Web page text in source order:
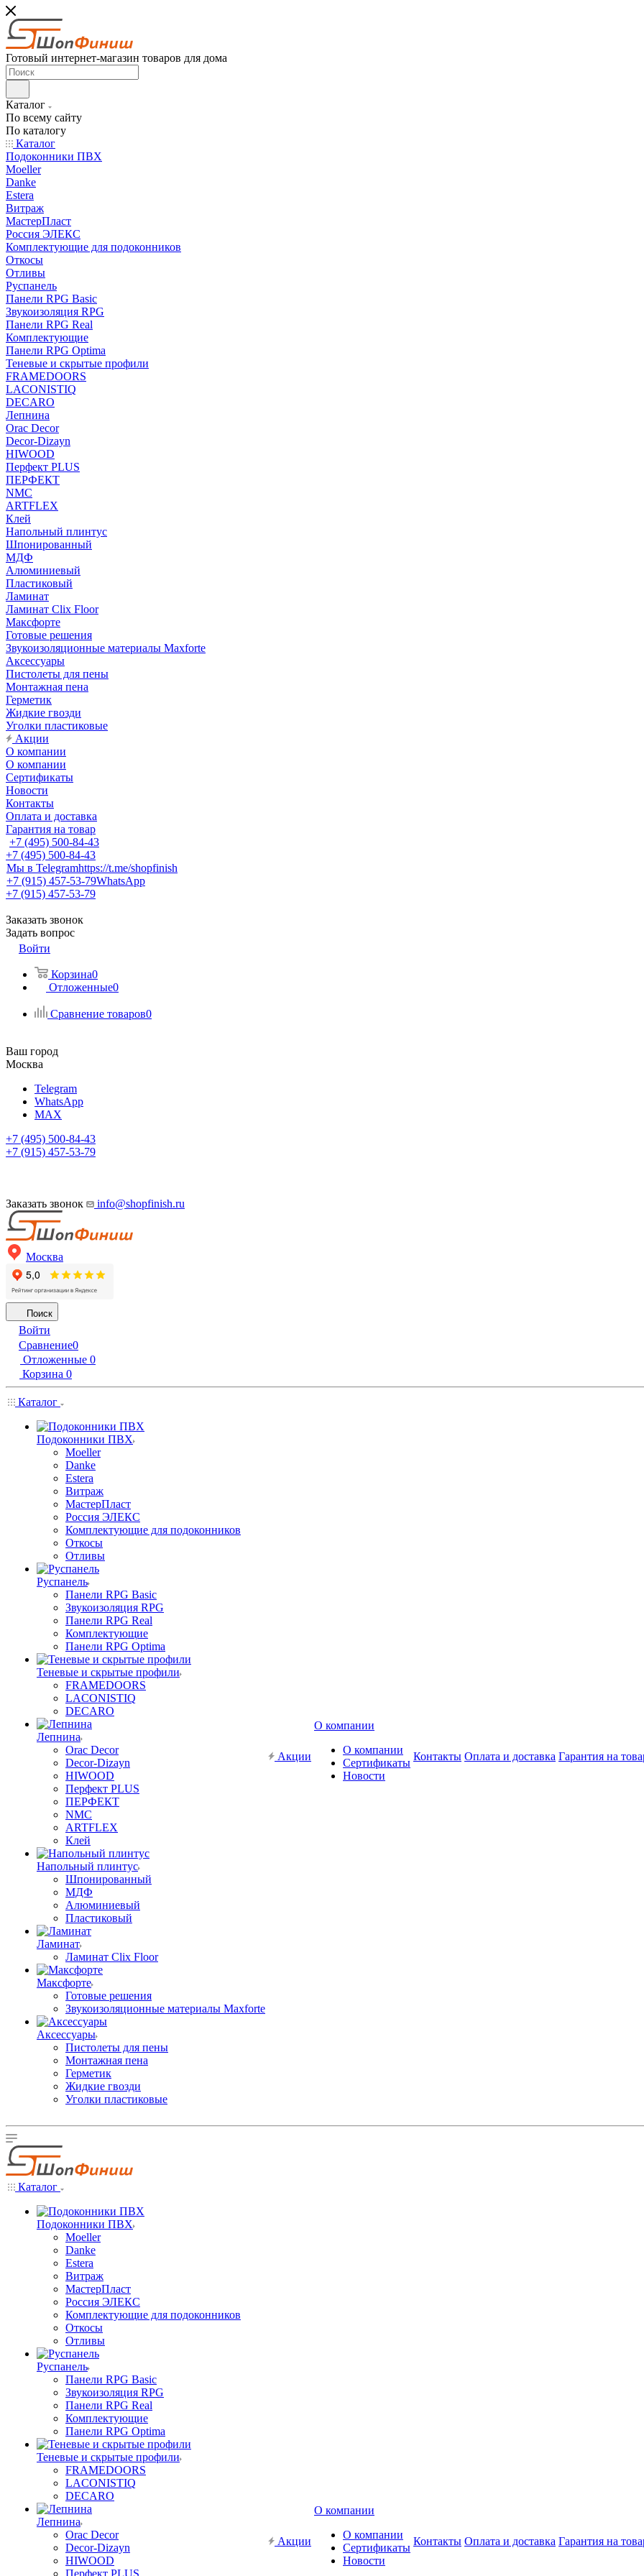
Готовый интернет-магазин товаров для дома
Каталог
По всему сайту
По каталогу
Каталог
Подоконники ПВХ
Moeller
Danke
Estera
Витраж
МастерПласт
Россия ЭЛЕКС
Комплектующие для подоконников
Откосы
Отливы
Руспанель
Панели RPG Basic
Звукоизоляция RPG
Панели RPG Real
Комплектующие
Панели RPG Optima
Теневые и скрытые профили
FRAMEDOORS
LACONISTIQ
DECARO
Лепнина
Orac Decor
Decor-Dizayn
HIWOOD
Перфект PLUS
ПЕРФЕКТ
NMC
ARTFLEX
Клей
Напольный плинтус
Шпонированный
МДФ
Алюминиевый
Пластиковый
Ламинат
Ламинат Clix Floor
Максфорте
Готовые решения
Звукоизоляционные материалы Maxforte
Аксессуары
Пистолеты для пены
Монтажная пена
Герметик
Жидкие гвозди
Уголки пластиковые
Акции
О компании
О компании
Сертификаты
Новости
Контакты
Оплата и доставка
Гарантия на товар
+7 (495) 500-84-43
+7 (495) 500-84-43
Мы в Telegramhttps://t.me/shopfinish
+7 (915) 457-53-79WhatsApp
+7 (915) 457-53-79
Заказать звонок
Задать вопрос
Войти
Корзина0
Отложенные0
Сравнение товаров0
Ваш город
Москва
Telegram
WhatsApp
MAX
+7 (495) 500-84-43
+7 (915) 457-53-79
Заказать звонок info@shopfinish.ru
Москва
Поиск
Войти
Сравнение0
Отложенные 0
Корзина 0
Каталог
Подоконники ПВХ
Moeller
Danke
Estera
Витраж
МастерПласт
Россия ЭЛЕКС
Комплектующие для подоконников
Откосы
Отливы
Руспанель
Панели RPG Basic
Звукоизоляция RPG
Панели RPG Real
Комплектующие
Панели RPG Optima
Теневые и скрытые профили
FRAMEDOORS
LACONISTIQ
DECARO
Лепнина
Orac Decor
Decor-Dizayn
HIWOOD
Перфект PLUS
ПЕРФЕКТ
NMC
ARTFLEX
Клей
Напольный плинтус
Шпонированный
МДФ
Алюминиевый
Пластиковый
Ламинат
Ламинат Clix Floor
Максфорте
Готовые решения
Звукоизоляционные материалы Maxforte
Аксессуары
Пистолеты для пены
Монтажная пена
Герметик
Жидкие гвозди
Уголки пластиковые
Акции
О компании
О компании
Сертификаты
Новости
Контакты Оплата и доставка Гарантия на
Каталог
Подоконники ПВХ
Moeller
Danke
Estera
Витраж
МастерПласт
Россия ЭЛЕКС
Комплектующие для подоконников
Откосы
Отливы
Руспанель
Панели RPG Basic
Звукоизоляция RPG
Панели RPG Real
Комплектующие
Панели RPG Optima
Теневые и скрытые профили
FRAMEDOORS
LACONISTIQ
DECARO
Лепнина
Orac Decor
Decor-Dizayn
HIWOOD
Перфект PLUS
Акции
О компании
О компании
Сертификаты
Новости
Контакты Оплата и доставка Гарантия на